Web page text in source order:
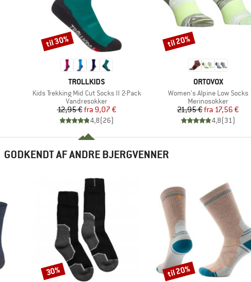
MÆRKE
TROLLKIDS
Artikel
Kids Trekking Mid Cut Socks II 2-Pack
Produktgruppe
Vandresokker
Pris
12,95 € Nedsat pris
fra 9,07 €
4,8(26)
Rabat
til 30%
MÆRKE
ORTOVOX
Artikel
Women's Alpine Low Socks
Produktgruppe
Merinosokker
Pris
21,95 € Nedsat pris
fra 17,56 €
4,8(31)
Rabat
til 20%
GODKENDT AF ANDRE BJERGVENNER
Rabat
30% Rabat
til 20%